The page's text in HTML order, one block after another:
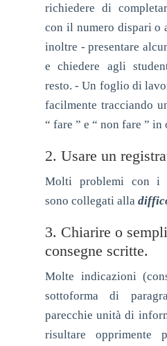
richiedere di
con il numero dispari o
inoltre - presentare
e chiedere agli
resto. - Un foglio di
facilmente tracciando
“ fare ” e “ non fare ” in
2. Usare un
Molti problemi con i
sono collegati alla
3. Chiarire o
consegne scritte.
Molte indicazioni
sottoforma di
parecchie unità di
risultare opprimente